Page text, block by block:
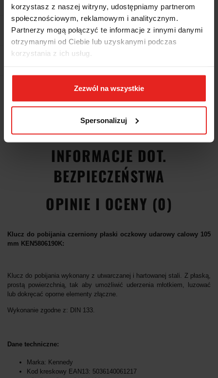
korzystasz z naszej witryny, udostępniamy partnerom
społecznościowym, reklamowym i analitycznym.
Partnerzy mogą połączyć te informacje z innymi danymi
otrzymanymi od Ciebie lub uzyskanymi podczas
korzystania z ich usług.
Zezwól na wszystkie
Spersonalizuj
Pobierz produkt do PDF
Wysyłka+2dni (dostawa 0 od 1000zł net.*)
OPIS
INFORMACJE DOT.
BEZPIECZEŃSTWA
OPINIE I OCENY (0)
Klucz do pobijania czerniony płaski oczkowy udarowy calowy 105
mm KEN5806190K:
Klucz do pobijania wykonany z utwarczanej i hartowanej stali. Z płaską,
prostą powierzchnią, tak aby umożliwić uderzenia młotkiem, luzować
lub dokręcać oporne elementy złączne.
Wykonanie zgodne z: DIN 133.
Dane techniczne:
Marka: Kennedy
Kod kreskowy EAN13: 5036140061217